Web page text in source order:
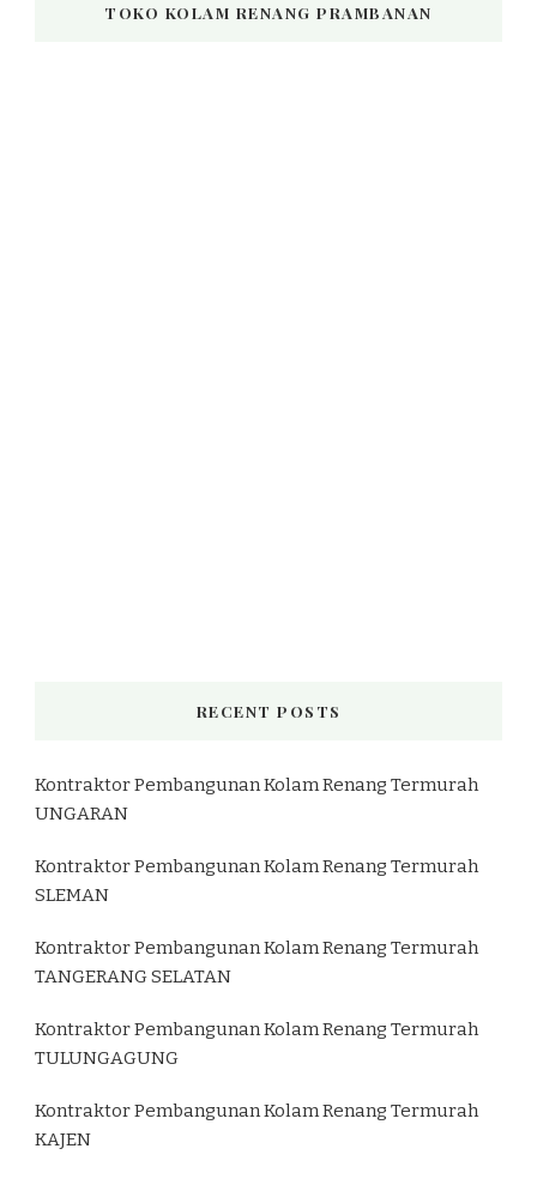
TOKO KOLAM RENANG PRAMBANAN
RECENT POSTS
Kontraktor Pembangunan Kolam Renang Termurah
UNGARAN
Kontraktor Pembangunan Kolam Renang Termurah
SLEMAN
Kontraktor Pembangunan Kolam Renang Termurah
TANGERANG SELATAN
Kontraktor Pembangunan Kolam Renang Termurah
TULUNGAGUNG
Kontraktor Pembangunan Kolam Renang Termurah
KAJEN